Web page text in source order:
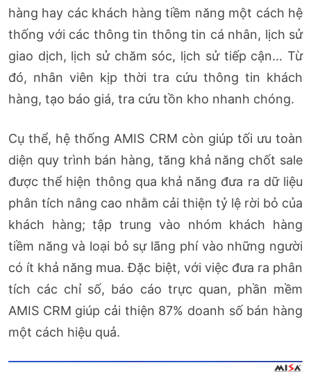
hàng hay các khách hàng tiềm năng một cách hệ
thống với các thông tin thông tin cá nhân, lịch sử
giao dịch, lịch sử chăm sóc, lịch sử tiếp cận… Từ
đó, nhân viên kịp thời tra cứu thông tin khách
hàng, tạo báo giá, tra cứu tồn kho nhanh chóng.
Cụ thể, hệ thống AMIS CRM còn giúp tối ưu toàn
diện quy trình bán hàng, tăng khả năng chốt sale
được thể hiện thông qua khả năng đưa ra dữ liệu
phân tích nâng cao nhằm cải thiện tỷ lệ rời bỏ của
khách hàng; tập trung vào nhóm khách hàng
tiềm năng và loại bỏ sự lãng phí vào những người
có ít khả năng mua. Đặc biệt, với việc đưa ra phân
tích các chỉ số, báo cáo trực quan, phần mềm
AMIS CRM giúp cải thiện 87% doanh số bán hàng
một cách hiệu quả.